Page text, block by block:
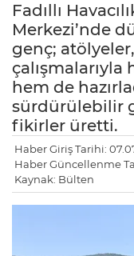
Fadıllı
Merkezi’nde
genç;
hem de
sürdürülebilir
fikirler üretti.
Haber Giriş Tarihi:
Haber Güncellenme
Kaynak: Bülten